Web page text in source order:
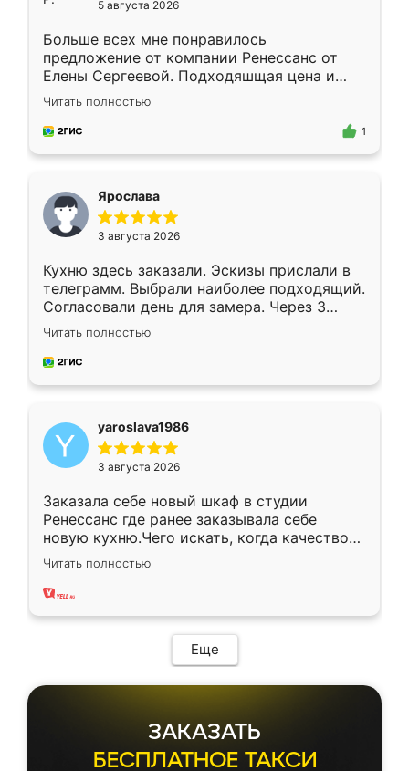
5 августа 2026
Больше всех мне понравилось
предложение от компании Ренессанс от
Елены Сергеевой. Подходяшщая цена и
короткие сроки изготовления. Приехавший
для замера сотрудник Владислав
предложил по моему эскизу самый
Читать полностью
1
Ярослава
3 августа 2026
Кухню здесь заказали. Эскизы прислали в
телеграмм. Выбрали наиболее подходящий.
Согласовали день для замера. Через 3
недели кухня была уже готова. Остались
довольны работой. Спасибо Ренессанс
мебель за качественную работу!
Читать полностью
yaroslava1986
3 августа 2026
Заказала себе новый шкаф в студии
Ренессанс где ранее заказывала себе
новую кухню.Чего искать, когда качеством
вполне довольна. Служит кухня уже почти
два года, нареканий нет.
Читать полностью
Еще
ЗАКАЗАТЬ
БЕСПЛАТНОЕ ТАКСИ